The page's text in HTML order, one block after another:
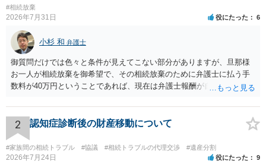
います。しかし、兄は代表取締役として十分な報酬を得ていました。一方、
兄は父に対して金銭的な援助をしていたということもありません。むしろ、
弁護士に相談してくれました。 Aさんの相談に対して弁護士は、まず、「特
別受益と寄与分が問題になりそうですね」と問題点を指摘し、「特別受益と
は、相続人が、亡くなった被相続人から特別な生前贈与や遺贈を受けている
ときの利益をいいます。特別受益があるときは、その利益分を持ち戻したも
のを相続財産とみなします。 また、特別受益を受けた者は、その者の本来の
相続分の中から遺贈や贈与された分を控除した残額をもって相続分を計算し
して、被相続人の財産の維持や増加に特別の貢献した場合に、この寄与を遺
産分割において考慮し、修正を加える制度です。この場合、まず、被相続人
が相続開始の時にもっていた財産の価額から、寄与分を控除したものを相続
財産とみなします。そして、寄与分がある者の相続分は、相続分に寄与分を
加えた額とします。」と説明しました。 Bさんは「私たちが受けた援助が特
別受益に該当するとしても、兄の寄与分ってそんなに簡単に認められるので
#相続放棄
2026年7月31日 役にたった 6
小杉 和 弁護士
御質問だけでは色々と条件が見えてこない部分がありますが、旦那様
お一人が相続放棄を御希望で、その相続放棄のために弁護士に払う手
数料が40万円ということであれば、現在は弁護士報酬が自由化されて
です。 ただ、弁護士に払う手数料とは別に戸籍の用意に一定の実費が
かかることになりますので、その費用も支払うべきものとして頭に置
いておいてください。 話を元に戻して、弁護士に対する手数料です
が、旦那様の収入や財産にもよりますが、法テラスに御連絡なさって
弁護士との相談を予約して受任してもらうのが一番安上がりでしょ
2 認知症診断後の財産移動について
#家族間の相続トラブル #協議 #相続トラブルの代理交渉 #遺産分割
2026年7月24日 役にたった 9